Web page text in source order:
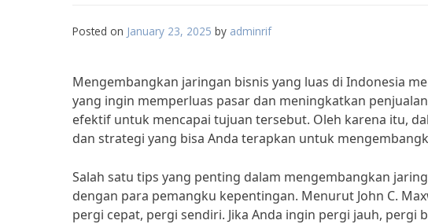
Posted on January 23, 2025 by adminrif
Mengembangkan jaringan bisnis yang luas di Indonesia
yang ingin memperluas pasar dan meningkatkan
efektif untuk mencapai tujuan tersebut. Oleh karena itu,
dan strategi yang bisa Anda terapkan untuk
Salah satu tips yang penting dalam mengembangkan
dengan para pemangku kepentingan. Menurut John C.
pergi cepat, pergi sendiri. Jika Anda ingin pergi jauh, pergi